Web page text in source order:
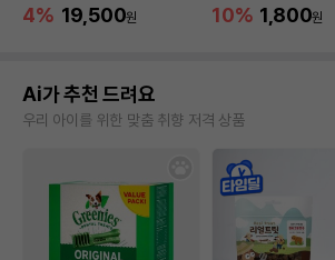
4% 19,500원 10% 1,800원
Ai가 추천 드려요
우리 아이를 위한 맞춤 취향 저격 상품